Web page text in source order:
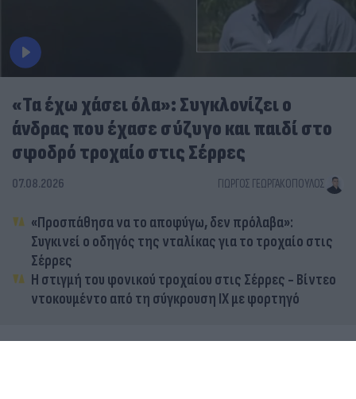
«Τα έχω χάσει όλα»: Συγκλονίζει ο
άνδρας που έχασε σύζυγο και παιδί στο
σφοδρό τροχαίο στις Σέρρες
07.08.2026 ΓΙΏΡΓΟΣ ΓΕΩΡΓΑΚΌΠΟΥΛΟΣ
«Προσπάθησα να το αποφύγω, δεν πρόλαβα»:
Συγκινεί ο οδηγός της νταλίκας για το τροχαίο στις
Σέρρες
Η στιγμή του φονικού τροχαίου στις Σέρρες - Βίντεο
ντοκουμέντο από τη σύγκρουση ΙΧ με φορτηγό